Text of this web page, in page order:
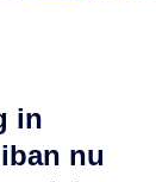
in
nu